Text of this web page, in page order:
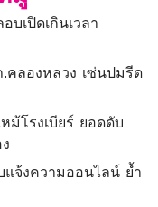
บเปิดเกินเวลา
.คลองหลวง เซ่นปมรีด
ม้โรงเบียร์ ยอดดับ
แจ้งความออนไลน์ ย้ำ